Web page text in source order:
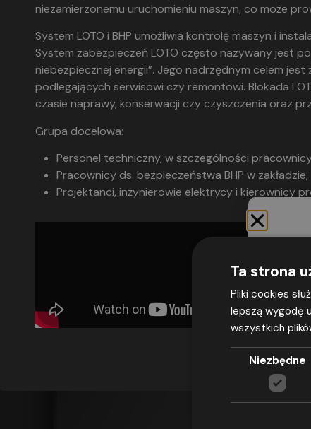
niezamierzonemu uruchomieniu maszyn, co może
System LOTO i BHP umożliwia kontrolę maszyn i
System zabezpieczeń LOTO często nazywany jest
niebezpiecznej energii”. Jego nadrzędnym celem
podlegających serwisowi czy remontowi. Blokada
czasie naprawy, konserwacji czy czyszczenia oraz
Grupa docelowa:
Personel techniczny, w szczególności
Pracownicy ds. bezpieczeństwa BHP w zakładzie,
Projektanci, inżynierowie elektrycy i kierownicy
Ta strona
Pliki cookies
lepszą wygodę
wszystkich
Niezbędne
adresu
2016 r.
w